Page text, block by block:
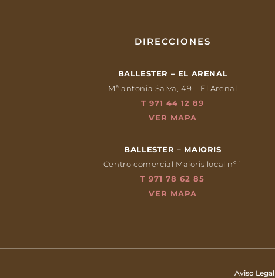
DIRECCIONES
BALLESTER – EL ARENAL
Mª antonia Salva, 49 – El Arenal
T 971 44 12 89
VER MAPA
BALLESTER – MAIORIS
Centro comercial Maioris local nº 1
T 971 78 62 85
VER MAPA
Aviso Legal